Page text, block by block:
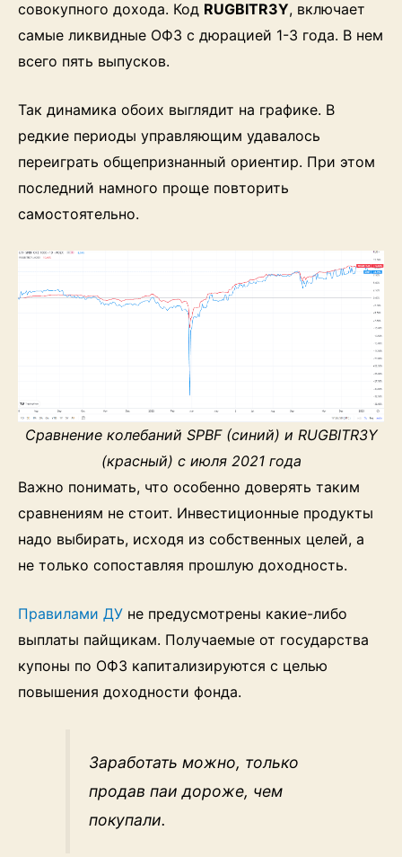
совокупного дохода. Код RUGBITR3Y, включает
самые ликвидные ОФЗ с дюрацией 1-3 года. В нем
всего пять выпусков.
Так динамика обоих выглядит на графике. В
редкие периоды управляющим удавалось
переиграть общепризнанный ориентир. При этом
последний намного проще повторить
самостоятельно.
Сравнение колебаний SPBF (синий) и RUGBITR3Y
(красный) с июля 2021 года
Важно понимать, что особенно доверять таким
сравнениям не стоит. Инвестиционные продукты
надо выбирать, исходя из собственных целей, а
не только сопоставляя прошлую доходность.
Правилами ДУ не предусмотрены какие-либо
выплаты пайщикам. Получаемые от государства
купоны по ОФЗ капитализируются с целью
повышения доходности фонда.
Заработать можно, только
продав паи дороже, чем
покупали.